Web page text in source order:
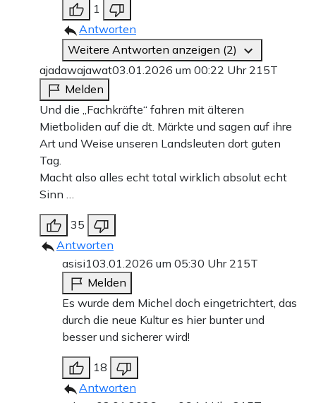
1
Antworten
Weitere Antworten anzeigen (2)
ajadawajawat03.01.2026 um 00:22 Uhr 215T
Melden
Und die „Fachkräfte“ fahren mit älteren
Mietboliden auf die dt. Märkte und sagen auf ihre
Art und Weise unseren Landsleuten dort guten
Tag.
Macht also alles echt total wirklich absolut echt
Sinn …
35
Antworten
asisi103.01.2026 um 05:30 Uhr 215T
Melden
Es wurde dem Michel doch eingetrichtert, das
durch die neue Kultur es hier bunter und
besser und sicherer wird!
18
Antworten